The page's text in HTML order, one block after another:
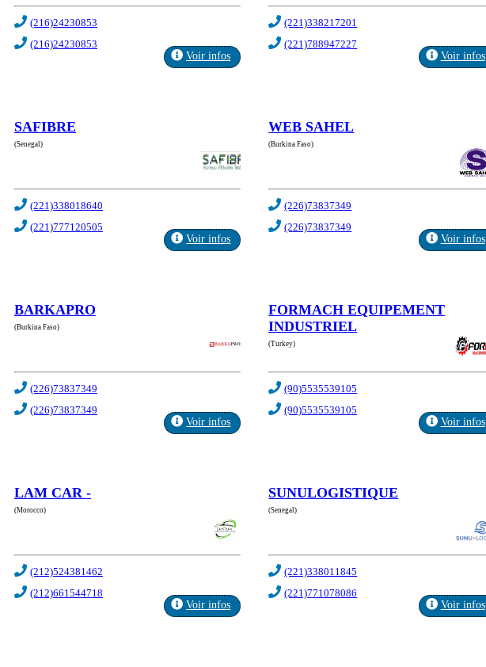
(216)24230853
(216)24230853
Voir infos
(221)338217201
(221)788947227
Voir infos
SAFIBRE
(Senegal)
(221)338018640
(221)777120505
Voir infos
WEB SAHEL
(Burkina Faso)
(226)73837349
(226)73837349
Voir infos
BARKAPRO
(Burkina Faso)
(226)73837349
(226)73837349
Voir infos
FORMACH EQUIPEMENT
INDUSTRIEL
(Turkey)
(90)5535539105
(90)5535539105
Voir infos
LAM CAR -
(Morocco)
(212)524381462
(212)661544718
Voir infos
SUNULOGISTIQUE
(Senegal)
(221)338011845
(221)771078086
Voir infos